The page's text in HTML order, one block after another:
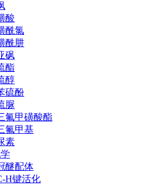
酸
酰氯
酰肼
砜
酯
醇
硫酚
脲
氟甲磺酸酯
氟甲基
素
醚配体
H键活化